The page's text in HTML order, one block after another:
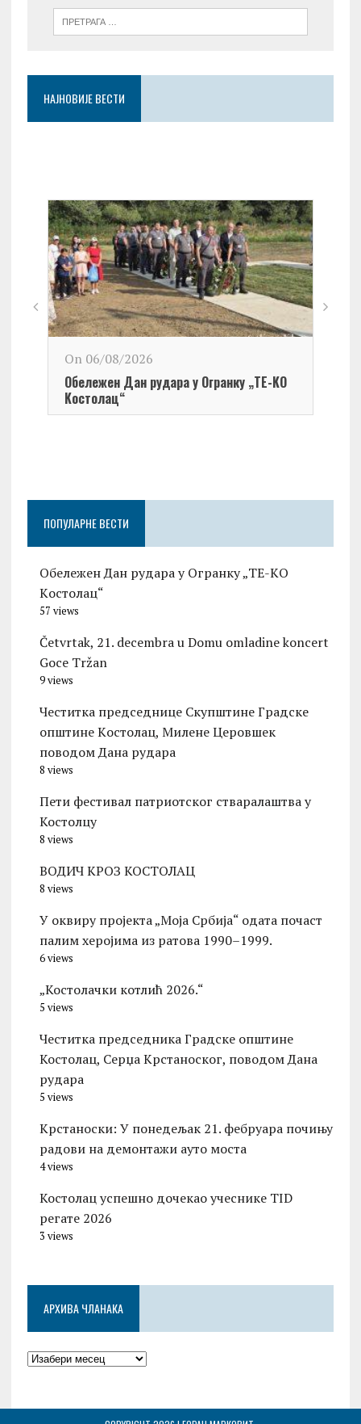
НАЈНОВИЈЕ ВЕСТИ
On 06/08/2026
Обележен Дан рудара у Огранку „ТЕ-KО
Kостолац“
ПОПУЛАРНЕ ВЕСТИ
Обележен Дан рудара у Огранку „ТЕ-KО
Kостолац“
57 views
Četvrtak, 21. decembra u Domu omladine koncert
Goce Tržan
9 views
Честитка председнице Скупштине Градске
општине Kостолац, Милене Церовшек
поводом Дана рудара
8 views
Пети фестивал патриотског стваралаштва у
Костолцу
8 views
ВОДИЧ КРОЗ КОСТОЛАЦ
8 views
У оквиру пројекта „Моја Србија“ одата почаст
палим херојима из ратова 1990–1999.
6 views
„Костолачки котлић 2026.“
5 views
Честитка председника Градске општине
Костолац, Серџа Крстаноског, поводом Дана
рудара
5 views
Kрстаноски: У понедељак 21. фебруара почињу
радови на демонтажи ауто моста
4 views
Костолац успешно дочекао учеснике TID
регате 2026
3 views
АРХИВА ЧЛАНАКА